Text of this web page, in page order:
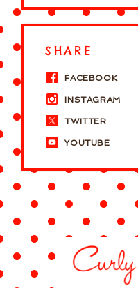
SHARE
FACEBOOK
INSTAGRAM
TWITTER
YOUTUBE